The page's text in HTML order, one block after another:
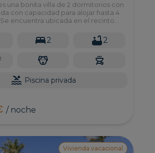
una bonita villa de 2 dormitorios con
con capacidad para alojar hasta 4
encuentra ubicada en el recinto
2 2
Piscina privada
/ noche
Vivienda vacacional